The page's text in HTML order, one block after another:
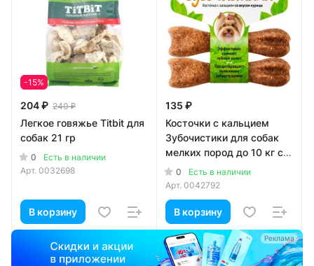
-15%
204 ₽ 240 ₽
Легкое говяжье Titbit для
собак 21 гр
0
Есть в наличии
Арт. 0032698
В корзину
Реклама
135 ₽
Косточки с кальцием
Зубочистики для собак
мелких пород до 10 кг с
курицей 36 гр
0
Есть в наличии
Арт. 0042792
В корзину